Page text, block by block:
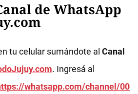
de WhatsApp
tu celular sumándote al Canal
. Ingresá al
whatsapp.com/channel/00